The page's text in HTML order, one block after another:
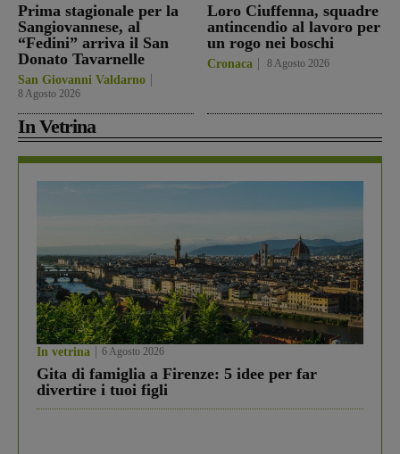
Prima stagionale per la
Sangiovannese, al
“Fedini” arriva il San
Donato Tavarnelle
San Giovanni Valdarno
8 Agosto 2026
Loro Ciuffenna, squadre
antincendio al lavoro per
un rogo nei boschi
Cronaca 8 Agosto 2026
In Vetrina
In vetrina 6 Agosto 2026
Gita di famiglia a Firenze: 5 idee per far
divertire i tuoi figli